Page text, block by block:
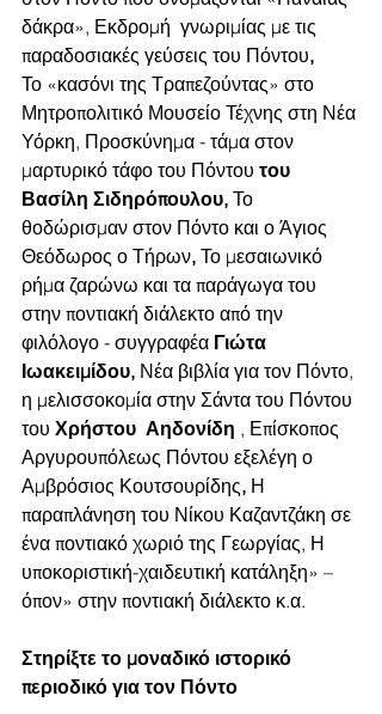
δάκρα», Εκδρομή  γνωριμίας με τις
παραδοσιακές γεύσεις του Πόντου,
Το «κασόνι της Τραπεζούντας» στο
Μητροπολιτικό Μουσείο Τέχνης στη Νέα
Υόρκη, Προσκύνηµα - τάµα στον
µαρτυρικό τάφο του Πόντου του
Βασίλη Σιδηρόπουλου, Το
θοδώρισμαν στον Πόντο και ο Άγιος
Θεόδωρος ο Τήρων, Το μεσαιωνικό
ρήμα ζαρώνω και τα παράγωγα του
στην ποντιακή διάλεκτο από την
φιλόλογο - συγγραφέα Γιώτα
Ιωακειμίδου, Νέα βιβλία για τον Πόντο,
η μελισσοκομία στην Σάντα του Πόντου
του Χρήστου  Αηδονίδη , Επίσκοπος
Αργυρουπόλεως Πόντου εξελέγη ο
Αμβρόσιος Κουτσουρίδης, Η
παραπλάνηση του Νίκου Καζαντζάκη σε
ένα ποντιακό χωριό της Γεωργίας, Η
υποκοριστική-χαιδευτική κατάληξη» –
όπον» στην ποντιακή διάλεκτο κ.α.
Στηρίξτε το μοναδικό ιστορικό
περιοδικό για τον Πόντο